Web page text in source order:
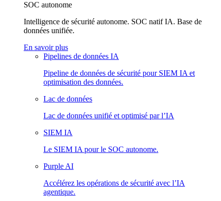
SOC autonome
Intelligence de sécurité autonome. SOC natif IA. Base de
données unifiée.
En savoir plus
Pipelines de données IA
Pipeline de données de sécurité pour SIEM IA et
optimisation des données.
Lac de données
Lac de données unifié et optimisé par l’IA
SIEM IA
Le SIEM IA pour le SOC autonome.
Purple AI
Accélérez les opérations de sécurité avec l’IA
agentique.